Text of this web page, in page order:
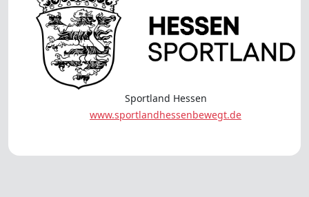
Sportland Hessen
www.sportlandhessenbewegt.de